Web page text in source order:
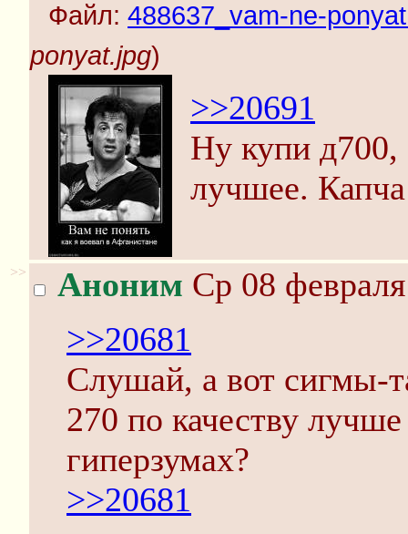
Файл: 488637_vam-ne-
ponyat.jpg)
>>20691
Ну купи д700,
лучшее.
>> Аноним Ср 08
>>20681
Слушай, а вот сигмы-
270 по качеству
гиперзумах?
>>20681